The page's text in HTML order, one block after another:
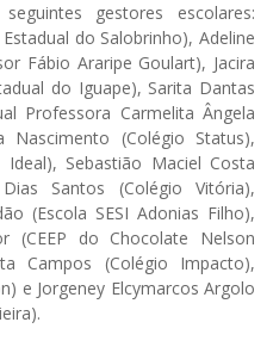
gestores escolares:
do Salobrinho), Adeline
Fábio Araripe Goulart), Jacira
do Iguape), Sarita Dantas
Professora Carmelita Ângela
Nascimento (Colégio Status),
Sebastião Maciel Costa
Santos (Colégio Vitória),
(Escola SESI Adonias Filho),
(CEEP do Chocolate Nelson
Campos (Colégio Impacto),
e Jorgeney Elcymarcos Argolo